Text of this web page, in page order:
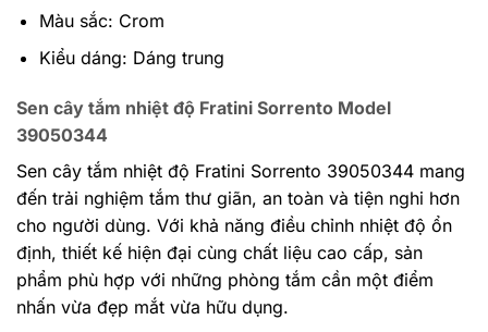
Màu sắc: Crom
Kiểu dáng: Dáng trung
Sen cây tắm nhiệt độ Fratini Sorrento Model
39050344
Sen cây tắm nhiệt độ Fratini Sorrento 39050344 mang
đến trải nghiệm tắm thư giãn, an toàn và tiện nghi hơn
cho người dùng. Với khả năng điều chỉnh nhiệt độ ổn
định, thiết kế hiện đại cùng chất liệu cao cấp, sản
phẩm phù hợp với những phòng tắm cần một điểm
nhấn vừa đẹp mắt vừa hữu dụng.